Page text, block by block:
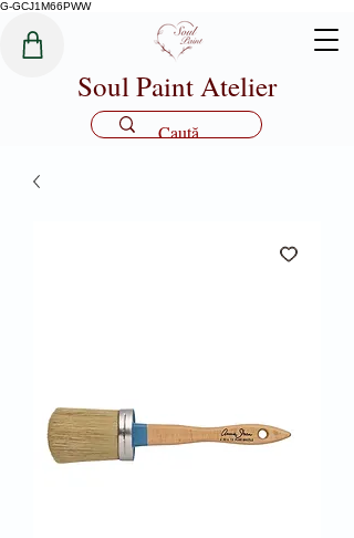
G-GCJ1M66PWW
Soul Paint Atelier